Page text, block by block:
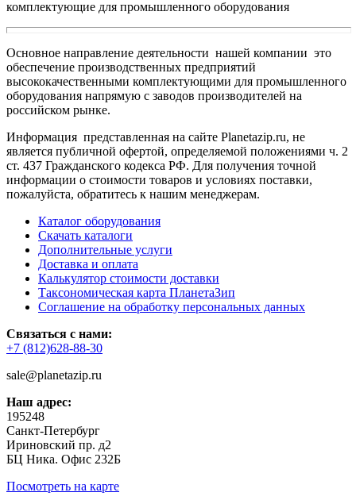
комплектующие для промышленного оборудования
Основное направление деятельности нашей компании это
обеспечение производственных предприятий
высококачественными комплектующими для промышленного
оборудования напрямую с заводов производителей на
российском рынке.
Информация представленная на сайте Planetazip.ru, не
является публичной офертой, определяемой положениями ч. 2
ст. 437 Гражданского кодекса РФ. Для получения точной
информации о стоимости товаров и условиях поставки,
пожалуйста, обратитесь к нашим менеджерам.
Каталог оборудования
Скачать каталоги
Дополнительные услуги
Доставка и оплата
Калькулятор стоимости доставки
Таксономическая карта ПланетаЗип
Соглашение на обработку персональных данных
Связаться с нами:
+7 (812)628-88-30
sale@planetazip.ru
Наш адрес:
195248
Санкт-Петербург
Ириновский пр. д2
БЦ Ника. Офис 232Б
Посмотреть на карте